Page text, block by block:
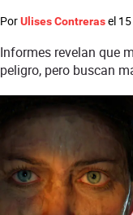
PorUlises Contrerasel
Informes revelan que
peligro, pero buscan